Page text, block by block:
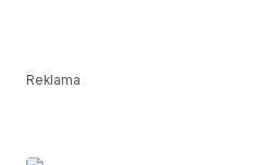
Reklama